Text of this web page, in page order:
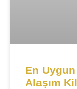
En
Alaşım